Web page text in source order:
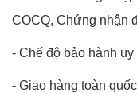
COCQ, Chứng nhận
- Chế độ bảo hành
- Giao hàng toàn